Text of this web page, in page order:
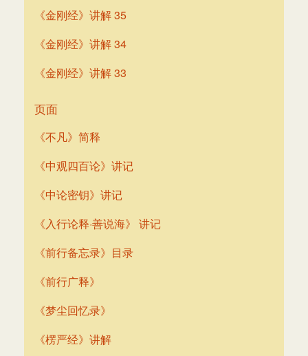
《金刚经》讲解 35
《金刚经》讲解 34
《金刚经》讲解 33
页面
《不凡》简释
《中观四百论》讲记
《中论密钥》讲记
《入行论释·善说海》 讲记
《前行备忘录》目录
《前行广释》
《梦尘回忆录》
《楞严经》讲解